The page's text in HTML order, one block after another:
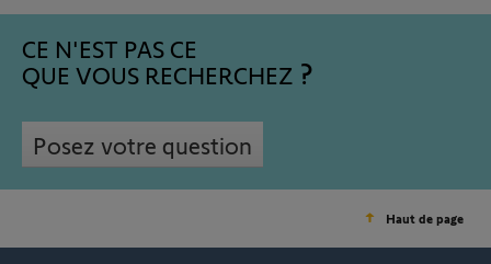
CE N'EST PAS CE
QUE VOUS RECHERCHEZ
Posez votre question
Haut de page